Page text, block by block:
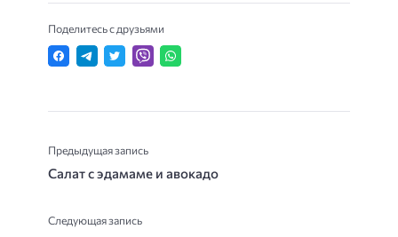
Поделитесь с друзьями
Предыдущая запись
Салат с эдамаме и авокадо
Следующая запись